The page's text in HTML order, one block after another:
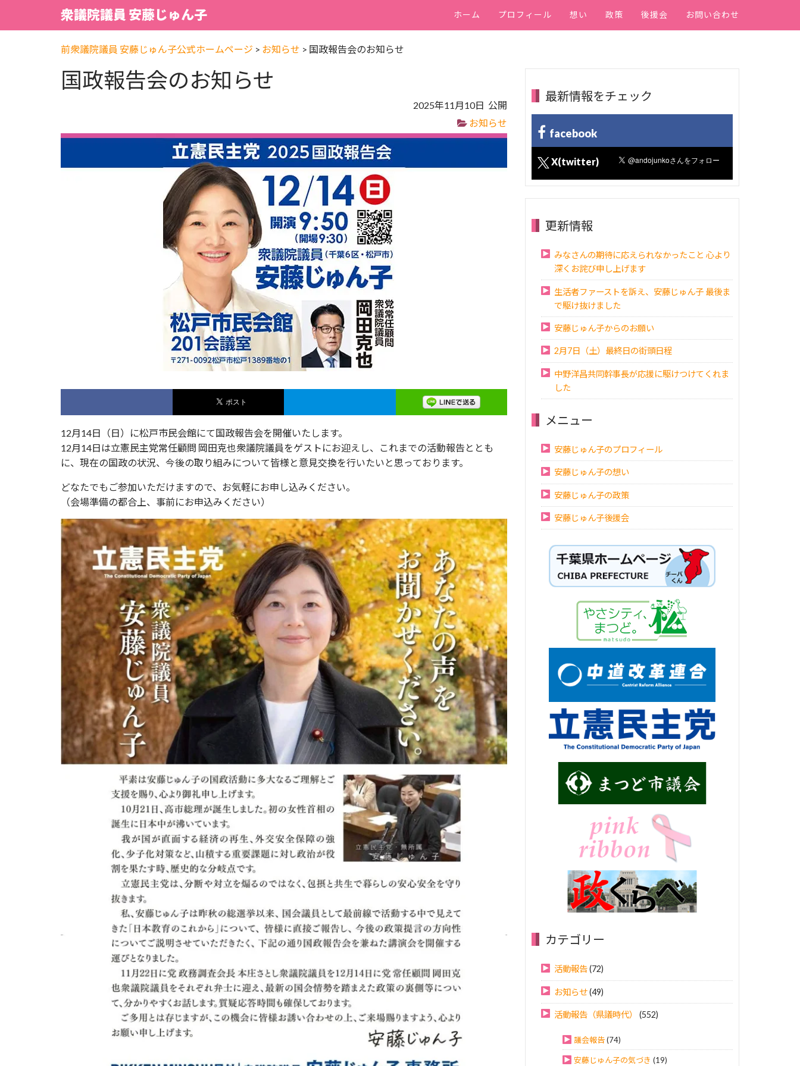
衆議院議員 安藤じゅん子 ホーム プロフィール 想い 政策 後援会 お問い合わせ
前衆議院議員 安藤じゅん子公式ホームページ > お知らせ > 国政報告会のお知らせ
国政報告会のお知らせ
2025年11月10日 公開
お知らせ
12月14日（日）に松戸市民会館にて国政報告会を開催いたします。
12月14日は立憲民主党常任顧問 岡田克也衆議院議員をゲストにお迎えし、これまでの活動報告ととも
に、現在の国政の状況、今後の取り組みについて皆様と意見交換を行いたいと思っております。
どなたでもご参加いただけますので、お気軽にお申し込みください。
（会場準備の都合上、事前にお申込みください）
最新情報をチェック
facebook
X(twitter)
更新情報
みなさんの期待に応えられなかったこと 心より
深くお詫び申し上げます
生活者ファーストを訴え、安藤じゅん子 最後ま
で駆け抜けました
安藤じゅん子からのお願い
2月7日（土）最終日の街頭日程
中野洋昌共同幹事長が応援に駆けつけてくれま
した
メニュー
安藤じゅん子のプロフィール
安藤じゅん子の想い
安藤じゅん子の政策
安藤じゅん子後援会
カテゴリー
活動報告(72)
お知らせ(49)
活動報告（県議時代） (552)
議会報告(74)
安藤じゅん子の気づき (19)